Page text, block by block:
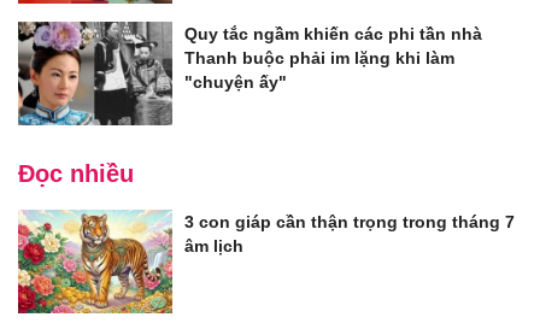
Quy tắc ngầm khiến các phi tần nhà
Thanh buộc phải im lặng khi làm
"chuyện ấy"
Đọc nhiều
3 con giáp cần thận trọng trong tháng 7
âm lịch